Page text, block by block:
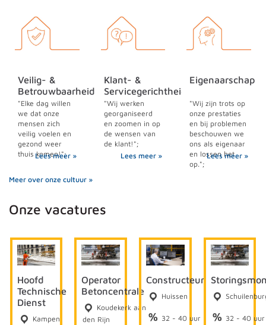
Veilig- &
Betrouwbaarheid
"Elke dag willen
we dat onze
mensen zich
veilig voelen en
gezond weer
thuis komen!";
Lees meer »
Klant- &
Servicegerichtheid
"Wij werken
georganiseerd
en zoomen in op
de wensen van
de klant!";
Lees meer »
Eigenaarschap
"Wij zijn trots op
onze prestaties
en bij problemen
beschouwen we
ons als eigenaar
en lossen het
op.";
Lees meer »
Meer over onze cultuur »
Onze vacatures
Hoofd
Technische
Dienst
Kampen
Operator
Betoncentrale
Koudekerk aan
den Rijn
Constructeur
Huissen
% 32 - 40 uur
% 32 - 40 uur